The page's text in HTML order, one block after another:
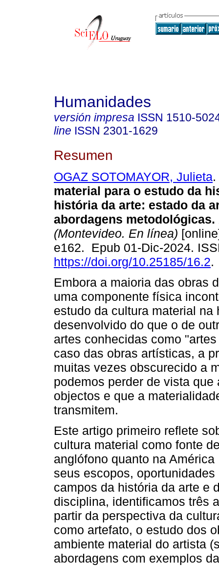
Humanidades
versión impresa ISSN 1510-
line ISSN 2301-1629
Resumen
OGAZ SOTOMAYOR, Julieta.
material para o estudo da
história da arte: estado da
abordagens metodológicas.
(Montevideo. En línea)
e162. Epub 01-Dic-2024.
https://doi.org/10.25185/16.2.
Embora a maioria das obras
uma componente física
estudo da cultura material
desenvolvido do que o de
artes conhecidas como
caso das obras artísticas, a
muitas vezes obscurecido a
podemos perder de vista
objectos e que a
transmitem.
Este artigo primeiro reflete
cultura material como fonte
anglófono quanto na
seus escopos,
campos da história da arte e
disciplina, identificamos três
partir da perspectiva da
como artefato, o estudo dos
ambiente material do artista
abordagens com exemplos